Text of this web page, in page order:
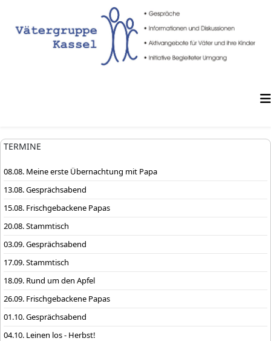
TERMINE
08.08. Meine erste Übernachtung mit Papa
13.08. Gesprächsabend
15.08. Frischgebackene Papas
20.08. Stammtisch
03.09. Gesprächsabend
17.09. Stammtisch
18.09. Rund um den Apfel
26.09. Frischgebackene Papas
01.10. Gesprächsabend
04.10. Leinen los - Herbst!